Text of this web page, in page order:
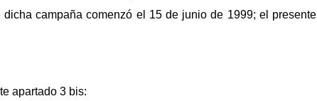
campaña comenzó el 15 de junio de 1999; el presente
apartado 3 bis: